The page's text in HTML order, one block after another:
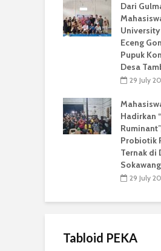
Dari
Eceng
Pupuk
Desa
29 July
Hadirkan
Probiotik
Ternak di
29 July
Tabloid PEKA